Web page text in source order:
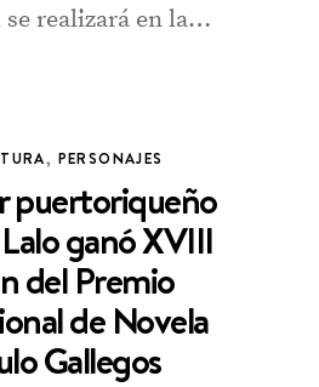
se realizará en la…
, PERSONAJES
puertoriqueño
ganó XVIII
del Premio
de Novela
Gallegos